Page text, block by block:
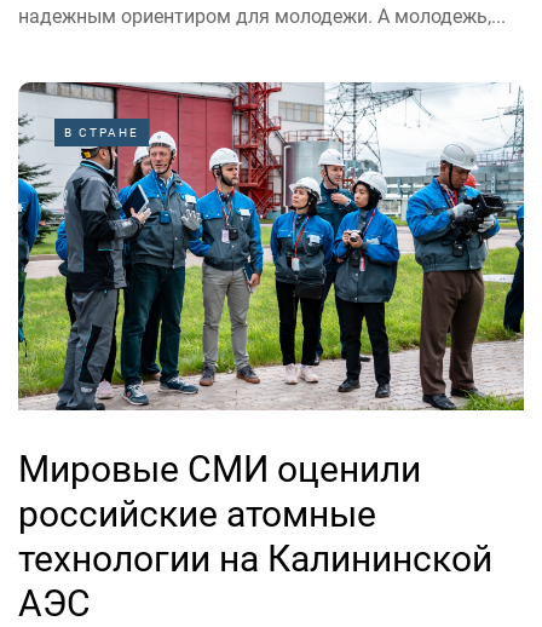
надежным ориентиром для молодежи. А молодежь,...
В СТРАНЕ
Мировые СМИ оценили
российские атомные
технологии на Калининской
АЭС